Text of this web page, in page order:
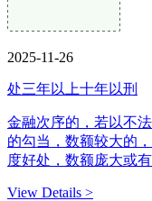
2025-11-26
处三年以上十年以刑
金融次序的，若以不
的勾当，数额较大的
度好处，数额庞大或
View Details >